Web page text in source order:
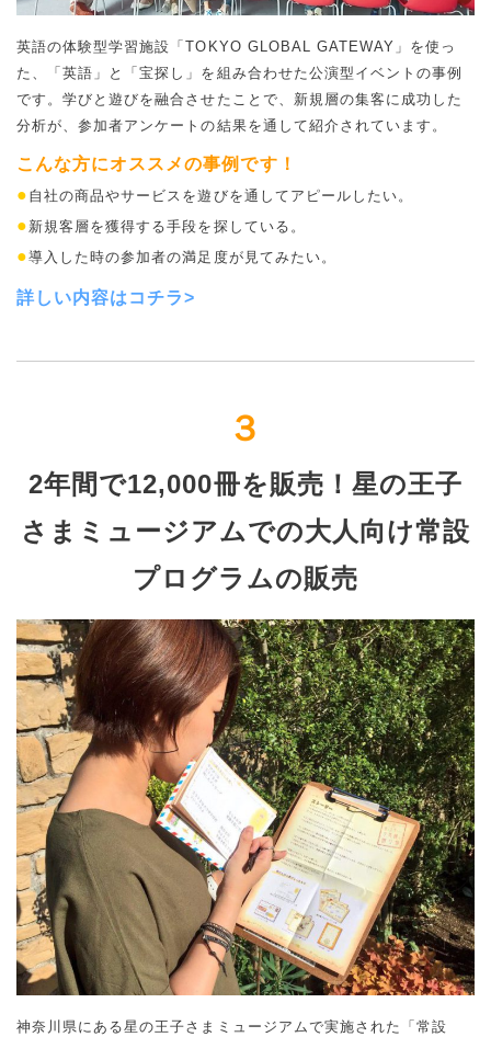
英語の体験型学習施設「TOKYO GLOBAL GATEWAY」を使っ
た、「英語」と「宝探し」を組み合わせた公演型イベントの事例
です。学びと遊びを融合させたことで、新規層の集客に成功した
分析が、参加者アンケートの結果を通して紹介されています。
こんな方にオススメの事例です！
● 自社の商品やサービスを遊びを通してアピールしたい。
● 新規客層を獲得する手段を探している。
●導入した時の参加者の満足度が見てみたい。
詳しい内容は コチラ>
３
2年間で12,000冊を販売！星の王子
さまミュージアムでの大人向け常設
プログラムの販売
神奈川県にある星の王子さまミュージアムで実施された「常設